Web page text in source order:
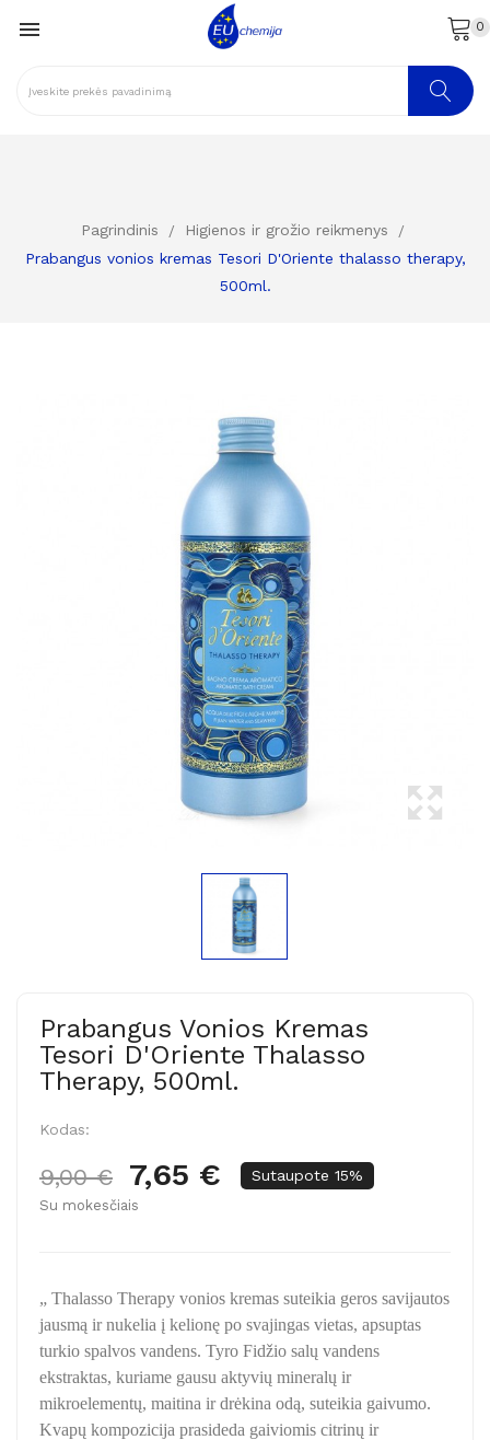
 0
Pagrindinis
Higienos ir grožio reikmenys
Prabangus vonios kremas Tesori D'Oriente thalasso therapy,
500ml.
Prabangus Vonios Kremas
Tesori D'Oriente Thalasso
Therapy, 500ml.
Kodas:
9,00 € 7,65 € Sutaupote 15%
Su mokesčiais
„ Thalasso Therapy vonios kremas suteikia geros savijautos
jausmą ir nukelia į kelionę po svajingas vietas, apsuptas
turkio spalvos vandens. Tyro Fidžio salų vandens
ekstraktas, kuriame gausu aktyvių mineralų ir
mikroelementų, maitina ir drėkina odą, suteikia gaivumo.
Kvapų kompozicija prasideda gaiviomis citrinų ir